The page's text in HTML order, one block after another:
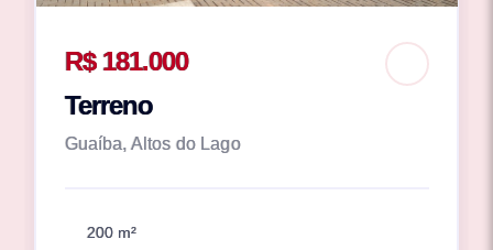
R$ 181.000
Terreno
Guaíba, Altos do Lago
200 m²